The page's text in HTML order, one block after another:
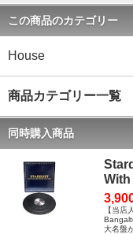
この商品のカテゴリー
House
商品カテゴリー一覧
同時購入商品
With
【当
大名盤